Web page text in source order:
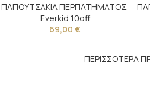
ΠΑΠΟΥΤΣΑΚΙΑ ΠΕΡΠΑΤΗΜΑΤΟΣ
Everkid 10off
69,00 €
ΠΕΡΙΣΣΟΤΕΡΑ